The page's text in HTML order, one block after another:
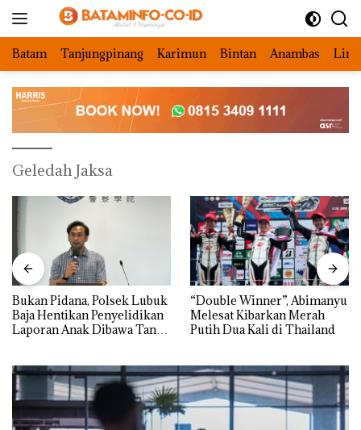
Batam Tanjungpinang Karimun Bintan Anambas
Geledah Jaksa
Bukan Pidana, Polsek Lubuk
Baja Hentikan Penyelidikan
Laporan Anak Dibawa Tanpa
“Double Winner”, Abimanyu
Melesat Kibarkan Merah
Putih Dua Kali di Thailand